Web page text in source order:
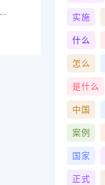
实施
什么
怎么
是什么
中国
案例
国家
正式